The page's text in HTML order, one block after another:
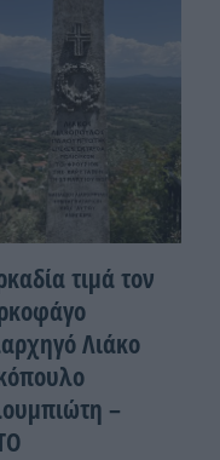
τιμά τον
Λιάκο
–